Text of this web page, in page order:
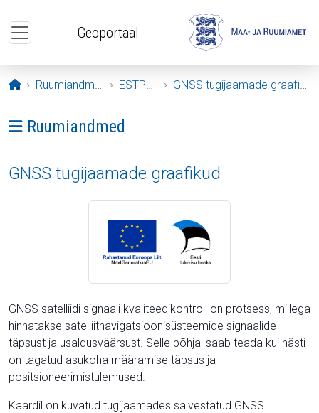
Geoportaal
Avaleht
Ruumiandmed ESTPOS GNSS tugijaamade graafikud
Ava menüü: Ruumiandmed
Ruumiandmed
GNSS tugijaamade graafikud
GNSS satelliidi signaali kvaliteedikontroll on protsess, millega
hinnatakse satelliitnavigatsioonisüsteemide signaalide
täpsust ja usaldusväärsust. Selle põhjal saab teada kui hästi
on tagatud asukoha määramise täpsus ja
positsioneerimistulemused.
Kaardil on kuvatud tugijaamades salvestatud GNSS